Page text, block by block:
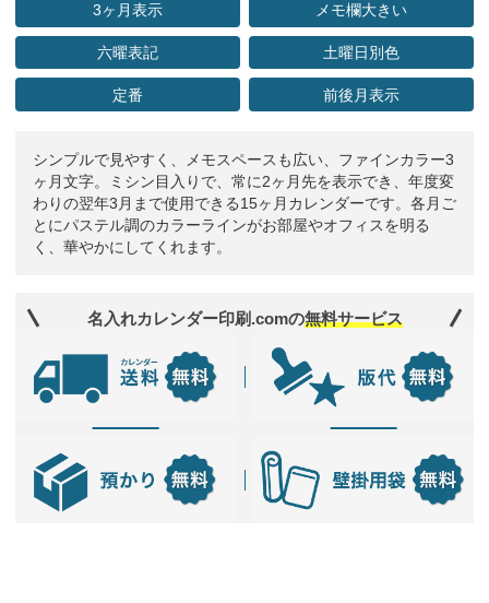
3ヶ月表示 メモ欄大きい
六曜表記 土曜日別色
定番 前後月表示
シンプルで見やすく、メモスペースも広い、ファインカラー3
ヶ月文字。ミシン目入りで、常に2ヶ月先を表示でき、年度変
わりの翌年3月まで使用できる15ヶ月カレンダーです。各月ご
とにパステル調のカラーラインがお部屋やオフィスを明る
く、華やかにしてくれます。
名入れカレンダー印刷.comの無料サービス